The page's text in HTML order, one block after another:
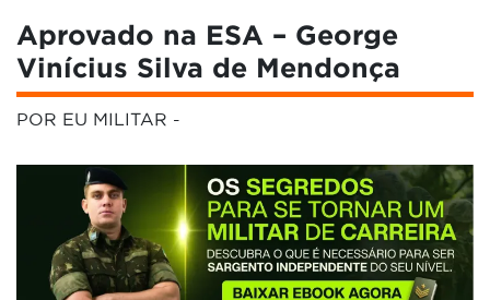
Aprovado na ESA – George
Vinícius Silva de Mendonça
POR EU MILITAR -